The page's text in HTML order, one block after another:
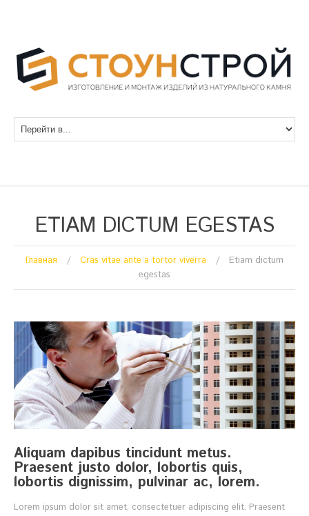
ETIAM DICTUM EGESTAS
Главная Cras vitae ante a tortor viverra
Etiam dictum
egestas
Aliquam dapibus tincidunt metus.
Praesent justo dolor, lobortis quis,
lobortis dignissim, pulvinar ac, lorem.
Lorem ipsum dolor sit amet, consectetuer adipiscing elit. Praesent